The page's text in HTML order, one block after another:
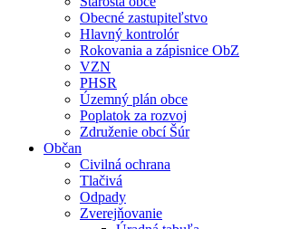
Obecné zastupiteľstvo
Hlavný kontrolór
Rokovania a zápisnice ObZ
VZN
PHSR
Územný plán obce
Poplatok za rozvoj
Združenie obcí Šúr
Občan
Civilná ochrana
Tlačivá
Odpady
Zverejňovanie